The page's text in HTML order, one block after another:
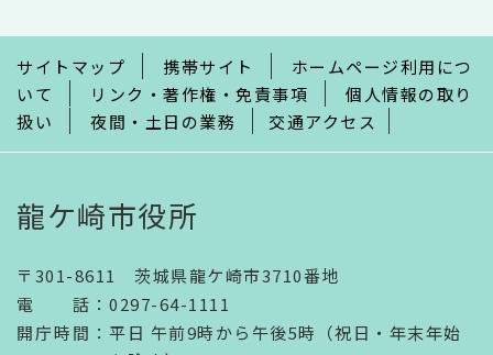
で
サイトマップ 携帯サイト
ホームページ利用につ
いて
リンク・著作権・免責事項
個人情報の取り
扱い
夜間・土日の業務 交通アクセス
龍ケ崎市役所
〒301-8611 茨城県龍ケ崎市3710番地
電話 ： 0297-64-1111
開庁時間 ： 平日 午前9時から午後5時（祝日・年末年始